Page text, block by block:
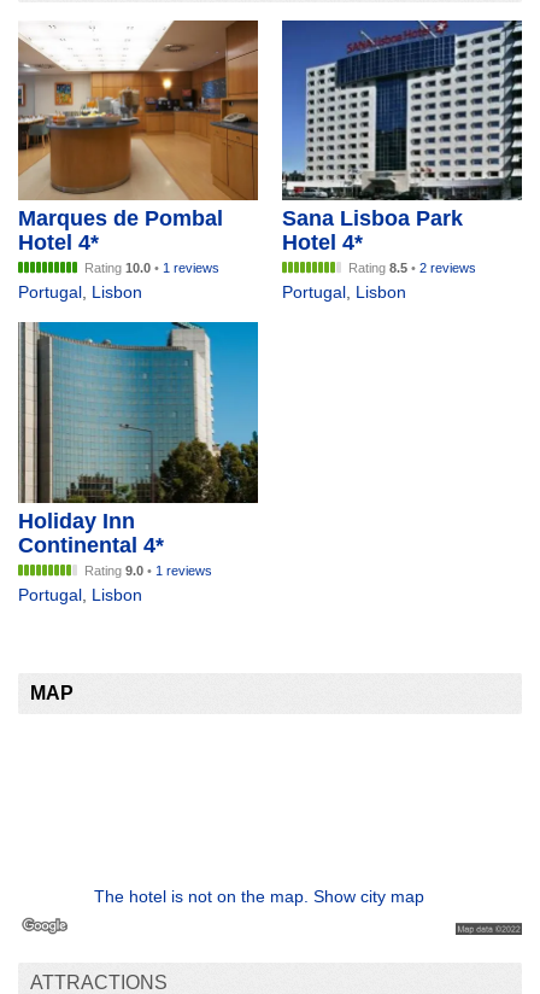
Marques de Pombal
Hotel 4*
Rating 10.0 • 1 reviews
Portugal, Lisbon
Sana Lisboa Park
Hotel 4*
Rating 8.5 • 2 reviews
Portugal, Lisbon
Holiday Inn
Continental 4*
Rating 9.0 • 1 reviews
Portugal Lisbon
MAP
The hotel is not on the map. Show city map
ATTRACTIONS